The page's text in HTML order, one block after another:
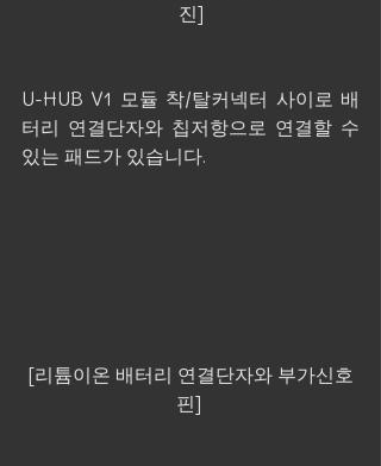
진]
U-HUB V1 모듈 착/탈커넥터 사이로 배
터리 연결단자와 칩저항으로 연결할 수
있는 패드가 있습니다.
핀]